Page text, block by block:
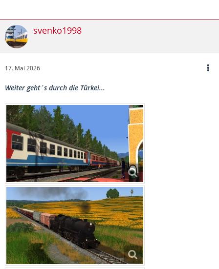
svenko1998
17. Mai 2026
Weiter geht´s durch die Türkei...